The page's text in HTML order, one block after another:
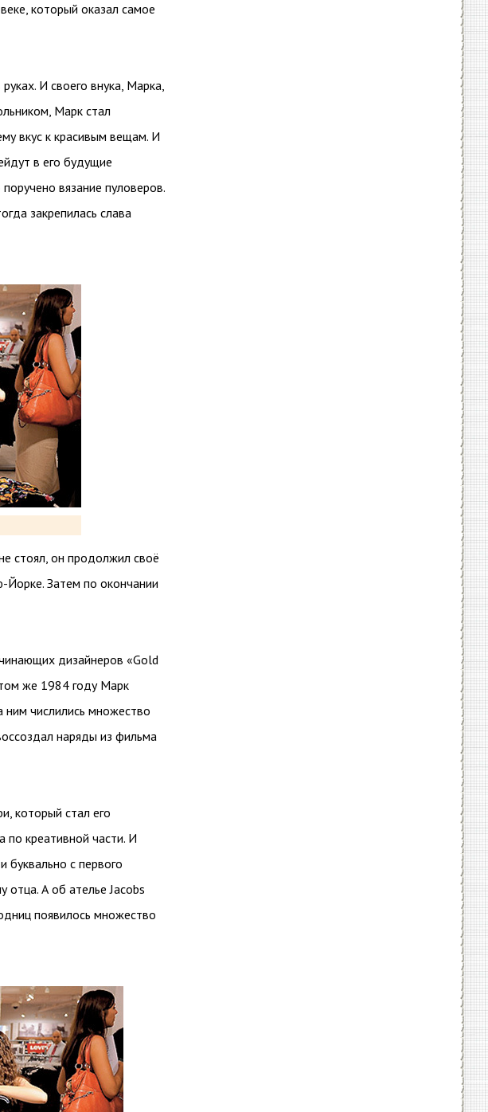
который оказал самое
И своего внука, Марка,
Марк стал
вкус к красивым вещам. И
в его будущие
вязание пуловеров.
закрепилась слава
стоял, он продолжил своё
Затем по окончании
дизайнеров «Gold
же 1984 году Марк
ним числились множество
наряды из фильма
который стал его
по креативной части. И
буквально с первого
отца. А об ателье Jacobs
появилось множество